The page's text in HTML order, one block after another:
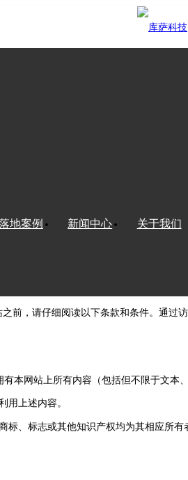
地案例 新闻中心 关于我们
前，请仔细阅读以下条款和条件。通过
本网站上所有内容（包括但不限于文本
用上述内容。
、标志或其他知识产权均为其相应所有